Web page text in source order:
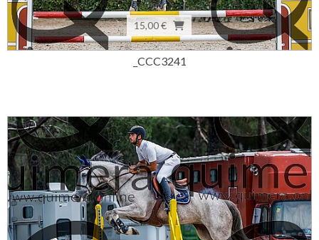
15,00 €
_CCC3241